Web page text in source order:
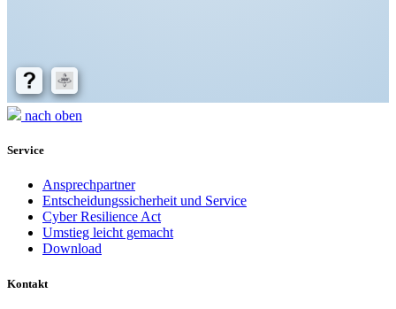
nach oben
Service
Ansprechpartner
Entscheidungssicherheit und Service
Cyber Resilience Act
Umstieg leicht gemacht
Download
Kontakt